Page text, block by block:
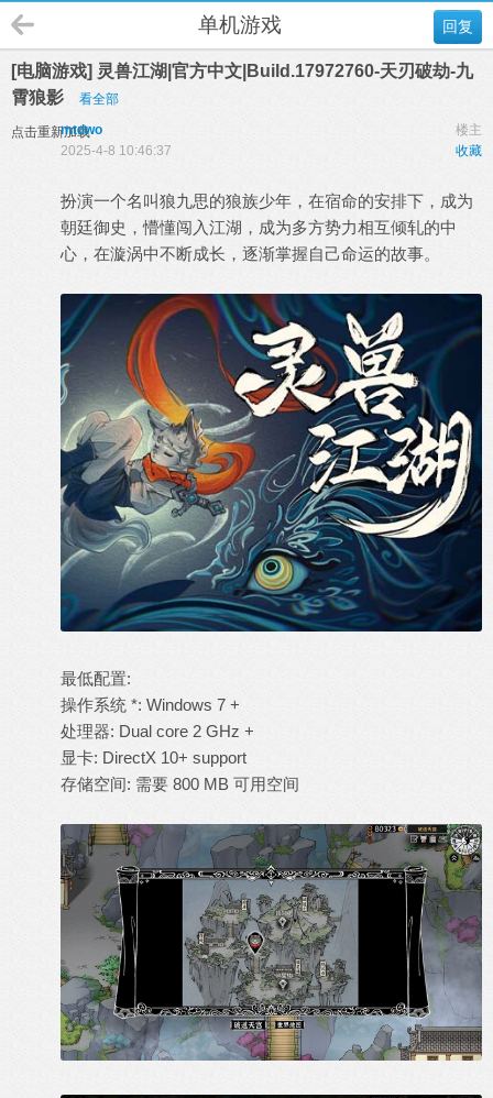
回复
单机游戏
[电脑游戏] 灵兽江湖|官方中文|Build.17972760-天刃破劫-九
霄狼影
看全部
点击重新加载 楼主
mtdwo
收藏
2025-4-8 10:46:37
扮演一个名叫狼九思的狼族少年，在宿命的安排下，成为
朝廷御史，懵懂闯入江湖，成为多方势力相互倾轧的中
心，在漩涡中不断成长，逐渐掌握自己命运的故事。
最低配置:
操作系统 *: Windows 7 +
处理器: Dual core 2 GHz +
显卡: DirectX 10+ support
存储空间: 需要 800 MB 可用空间